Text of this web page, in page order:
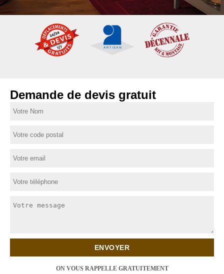
Demande de devis gratuit
ON VOUS RAPPELLE GRATUITEMENT